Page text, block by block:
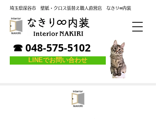
埼玉県深谷市 壁紙・クロス張替え職人直営店 なき リ∞内装
☎ 048-575-5102
LINEでお問い合わせ